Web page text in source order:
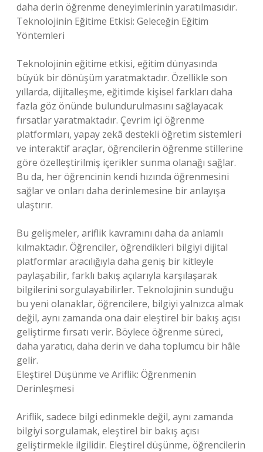
daha derin öğrenme deneyimlerinin yaratılmasıdır.
Teknolojinin Eğitime Etkisi: Geleceğin Eğitim
Yöntemleri
Teknolojinin eğitime etkisi, eğitim dünyasında
büyük bir dönüşüm yaratmaktadır. Özellikle son
yıllarda, dijitalleşme, eğitimde kişisel farkları daha
fazla göz önünde bulundurulmasını sağlayacak
fırsatlar yaratmaktadır. Çevrim içi öğrenme
platformları, yapay zekâ destekli öğretim sistemleri
ve interaktif araçlar, öğrencilerin öğrenme stillerine
göre özelleştirilmiş içerikler sunma olanağı sağlar.
Bu da, her öğrencinin kendi hızında öğrenmesini
sağlar ve onları daha derinlemesine bir anlayışa
ulaştırır.
Bu gelişmeler, ariflik kavramını daha da anlamlı
kılmaktadır. Öğrenciler, öğrendikleri bilgiyi dijital
platformlar aracılığıyla daha geniş bir kitleyle
paylaşabilir, farklı bakış açılarıyla karşılaşarak
bilgilerini sorgulayabilirler. Teknolojinin sunduğu
bu yeni olanaklar, öğrencilere, bilgiyi yalnızca almak
değil, aynı zamanda ona dair eleştirel bir bakış açısı
geliştirme fırsatı verir. Böylece öğrenme süreci,
daha yaratıcı, daha derin ve daha toplumcu bir hâle
gelir.
Eleştirel Düşünme ve Ariflik: Öğrenmenin
Derinleşmesi
Ariflik, sadece bilgi edinmekle değil, aynı zamanda
bilgiyi sorgulamak, eleştirel bir bakış açısı
geliştirmekle ilgilidir. Eleştirel düşünme, öğrencilerin